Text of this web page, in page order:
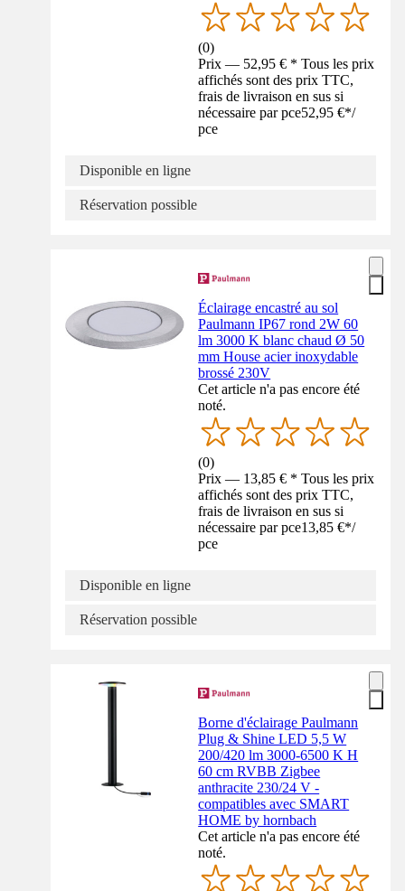
(0)
Prix — 52,95 € * Tous les prix
affichés sont des prix TTC,
frais de livraison en sus si
nécessaire par pce52,95 €*/
pce
Disponible en ligne
Réservation possible
Éclairage encastré au sol
Paulmann IP67 rond 2W 60
lm 3000 K blanc chaud Ø 50
mm House acier inoxydable
brossé 230V
Cet article n'a pas encore été
noté.
(0)
Prix — 13,85 € * Tous les prix
affichés sont des prix TTC,
frais de livraison en sus si
nécessaire par pce13,85 €*/
pce
Disponible en ligne
Réservation possible
Borne d'éclairage Paulmann
Plug & Shine LED 5,5 W
200/420 lm 3000-6500 K H
60 cm RVBB Zigbee
anthracite 230/24 V -
compatibles avec SMART
HOME by hornbach
Cet article n'a pas encore été
noté.